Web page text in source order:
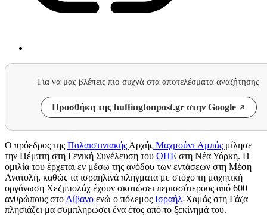
Για να μας βλέπεις πιο συχνά στα αποτελέσματα αναζήτησης
Προσθήκη της huffingtonpost.gr στην Google
Ο πρόεδρος της Παλαιστινιακής Αρχής Μαχμούντ Αμπάς μίλησε
την Πέμπτη στη Γενική Συνέλευση του ΟΗΕ στη Νέα Υόρκη. Η
ομιλία του έρχεται εν μέσω της ανόδου των εντάσεων στη Μέση
Ανατολή, καθώς τα ισραηλινά πλήγματα με στόχο τη μαχητική
οργάνωση Χεζμπολάχ έχουν σκοτώσει περισσότερους από 600
ανθρώπους στο Λίβανο ενώ ο πόλεμος Ισραήλ-Χαμάς στη Γάζα
πλησιάζει μα συμπληρώσει ένα έτος από το ξεκίνημά του.